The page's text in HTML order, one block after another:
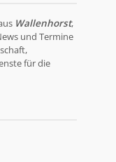
Wallenhorst,
und Termine
für die